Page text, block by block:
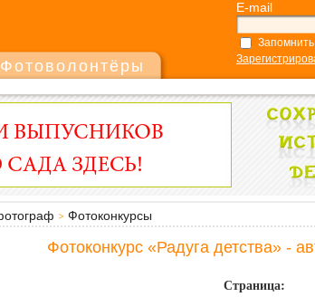
E-mail
Фотоволонтёры
Фотоконкурсы
Фотоконкурс «Радуга детства» -
Страница: